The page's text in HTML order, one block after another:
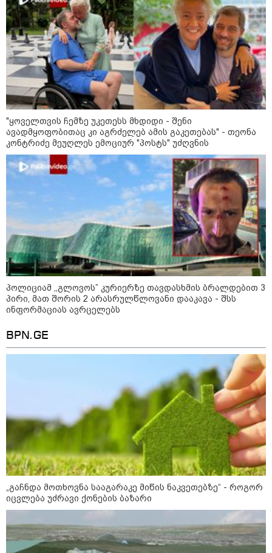
12:34 / 08-08-2026
რას აცხადებს ირაკლი კობახიძე
ელექტროენერგიის რამდენჯერმე
გათიშვასთან დაკავშირებით?
19:32 / 08-08-2026
"სიმბოლურია, რომ კობახიძის
მოღალატეობრივი განცხადება
საქართველოს
თავისუფლებისთვის შეწირული
გაკეთდა" - "ნაციონალური
მოძრაობა"
"კოალიცია ცვლილებისთვის"
16:33 / 08-08-2026
"გიორგი ბარამიძემ რაღაც
არასწორად ჩამოაყალიბა,
მაგრამ ნამდვილად არ
ეკუთვნის წიხლი ივანიშვილის
ღალატზე დაფუძნებული
დიქტატურის მსახურებისგან" -
მიხეილ სააკაშვილი
16:22 / 08-08-2026
"აი, ეს არის სამშობლოს
ღალატი" - როგორ ეხმაურება
ნიკა გვარამია აგვისტოს ომთან
დაკავშირებით ირაკლი
კობახიძის განცხადებას?
"ყოველთვის ჩემზე უკეთესს მხდიდი - შენი
ავადმყოფობითაც კი აგრძელებ ამის გაკეთებას" - თეონა
კონტრიძე მეუღლეს ემოციურ "პოსტს" უძღვნის
პოლიციამ ,,გლოვოს” კურიერზე თავდასხმის ბრალდებით 3
პირი, მათ შორის 2 არასრულწლოვანი დააკავა - შსს
ინფორმაციას ავრცელებს
BPN.GE
„გაჩნდა მოთხოვნა სააგარაკე მიწის ნაკვეთებზე“ - როგორ
იცვლება უძრავი ქონების ბაზარი